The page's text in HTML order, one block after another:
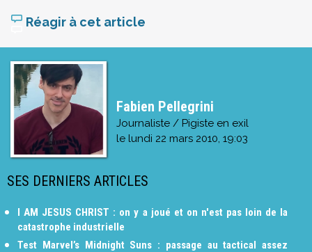
Réagir à cet article
Fabien Pellegrini
Journaliste / Pigiste en exil
le lundi 22 mars 2010, 19:03
SES DERNIERS ARTICLES
I AM JESUS CHRIST : on y a joué et on n'est pas loin de la
catastrophe industrielle
Test Marvel’s Midnight Suns : passage au tactical assez